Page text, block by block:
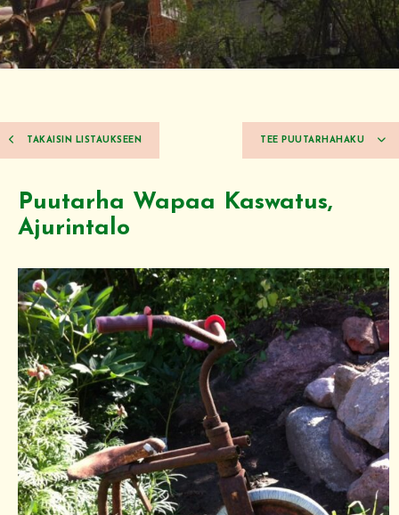
TAKAISIN LISTAUKSEEN TEE PUUTARHAHAKU
Puutarha Wapaa Kaswatus,
Ajurintalo